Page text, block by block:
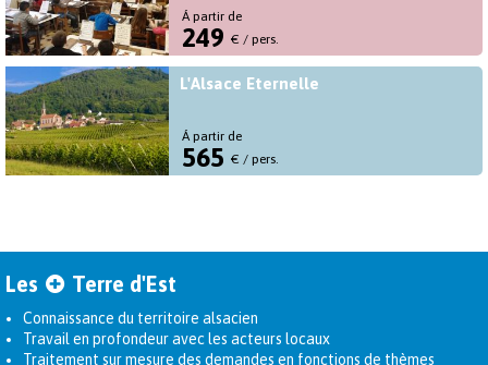
Á partir de
249 € / pers.
L'Alsace Eternelle
Á partir de
565 € / pers.
Les Terre d'Est
Connaissance du territoire alsacien
Travail en profondeur avec les acteurs locaux
Traitement sur mesure des demandes en fonctions de thèmes